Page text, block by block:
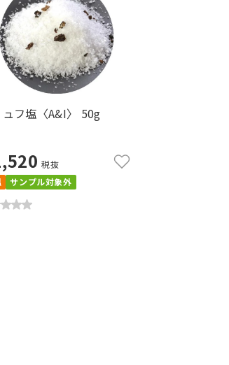
ュフ塩〈A&I〉 50g
税抜
サンプル対象外